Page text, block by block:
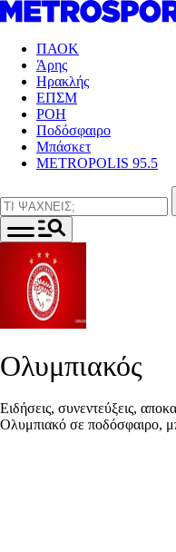
ΠΑΟΚ
Άρης
Ηρακλής
ΕΠΣΜ
ΡΟΗ
Ποδόσφαιρο
Μπάσκετ
METROPOLIS 95.5
Ολυμπιακός
Ειδήσεις, συνεντεύξεις,
Ολυμπιακό σε ποδόσφαιρο,